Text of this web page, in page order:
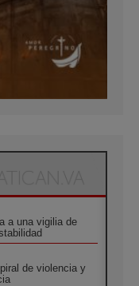
a una vigilia de
de violencia y